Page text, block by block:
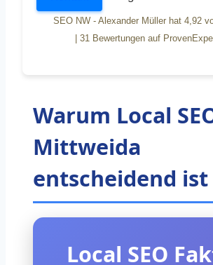
SEO NW - Alexander Müller hat 4,92
31 Bewertungen auf
Warum Local
Mittweida
entscheidend ist
Local SEO